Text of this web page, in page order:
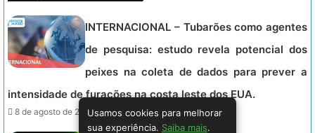
INTERNACIONAL – Tubarões como agentes
de pesquisa: estudo revela potencial dos
peixes na coleta de dados para prever a
intensidade de furacões na costa leste dos EUA.
8 de agosto de 2026 - 16:32.Usamos cookies para melhorar
sua experiência. Saiba mais